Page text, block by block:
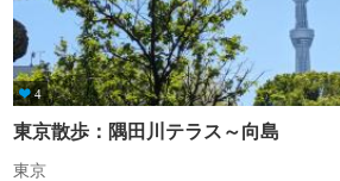
4
東京散歩：隅田川テラス～向島
東京